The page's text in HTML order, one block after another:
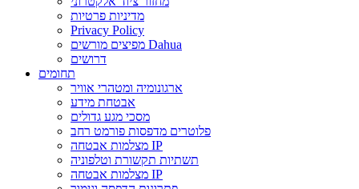
מדיניות פרטיות
Privacy Policy
מפיצים מורשים Dahua
דרושים
תחומים
ארגונומיה ומטהרי אוויר
אבטחת מידע
מסכי מגע גדולים
פלוטרים מדפסות פורמט רחב
מצלמות אבטחה IP
תשתיות תקשורת וטלפוניה
מצלמות אבטחה IP